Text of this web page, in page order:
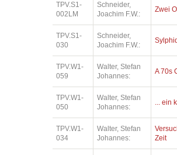
TPV.S1-
002LM
Schneider,
Joachim F.W.:
Zwei
TPV.S1-
030
Schneider,
Joachim F.W.:
TPV.W1-
059
Walter, Stefan
Johannes:
A 70s
TPV.W1-
050
Walter, Stefan
Johannes:
... ein
TPV.W1-
034
Walter, Stefan
Johannes:
Zeit